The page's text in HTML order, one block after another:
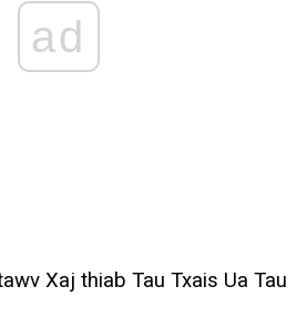
ad
Xaj thiab Tau Txais Ua Tau